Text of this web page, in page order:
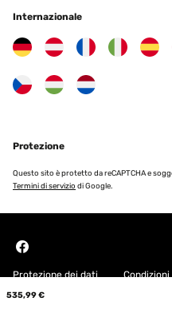
535,99 €
Internazionale
Protezione
Questo sito è protetto da reCAPTCHA e
Termini di servizio di Google.
Protezione dei dati
Copyright © 2026 Blumfeldt. All